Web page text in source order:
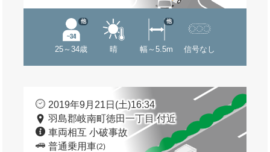
25～34歳
他
晴 幅～5.5m
他
信号なし
2019年9月21日(土)16:34
羽島郡岐南町徳田一丁目 付近
車両相互 小破事故
普通乗用車(2)